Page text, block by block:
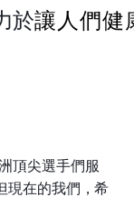
於讓人們健
頂尖選手們服
現在的我們，希